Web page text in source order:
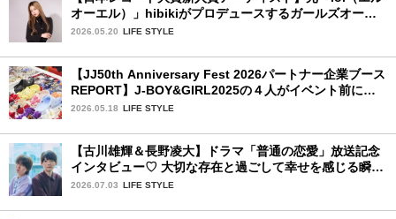
オーエル）」hibikiがプロデュースするガールズオーデ
ィションが始動！ 応募は5月31日（日）まで
2026.05.20 LIFE STYLE
【JJ50th Anniversary Fest 2026パートナー企業ブース
REPORT】J-BOY&GIRL2025の４人がイベント前にク
ロックスを訪問してジビッツ™体験！
2026.05.18 LIFE STYLE
【古川雄輝＆長野凌大】ドラマ「普通の恋愛」放送記念
インタビュー♡ 大切な存在と過ごして幸せを感じる瞬間
は？
2026.07.03 LIFE STYLE